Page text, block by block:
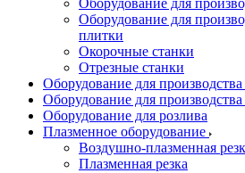
Оборудование для
Оборудование для
плитки
Окорочные станки
Отрезные станки
Оборудование для
Оборудование для
Оборудование для розлива
Плазменное оборудование
Воздушно-плазменная
Плазменная резка